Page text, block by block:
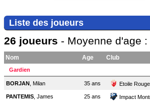
Liste des joueurs
26 joueurs - Moyenne d'age :
Nom Age Club
Gardien
BORJAN , Milan 35 ans Etoile
PANTEMIS , James 25 ans Impact